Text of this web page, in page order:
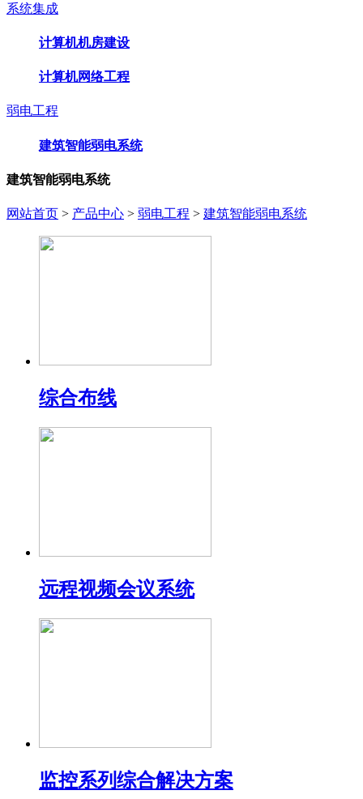
系统集成
计算机机房建设
计算机网络工程
弱电工程
建筑智能弱电系统
建筑智能弱电系统
网站首页 > 产品中心 > 弱电工程 > 建筑智能弱电系统
综合布线
远程视频会议系统
监控系列综合解决方案